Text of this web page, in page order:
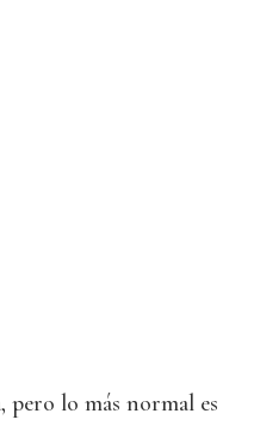
lo más normal es